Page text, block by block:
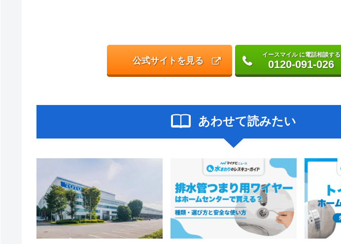
公式サイトを見る
イースマイル に電話相談する
0120-091-026
あわせて読みたい